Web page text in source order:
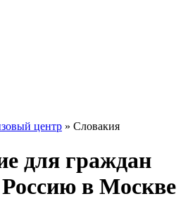
центр » Словакия
для граждан
в Москве